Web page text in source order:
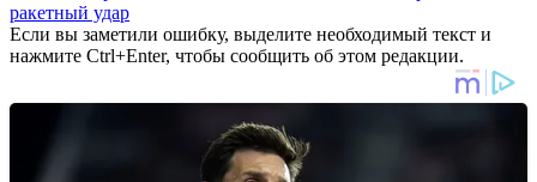
ракетный удар
Если вы заметили ошибку, выделите необходимый текст и
нажмите Ctrl+Enter, чтобы сообщить об этом редакции.